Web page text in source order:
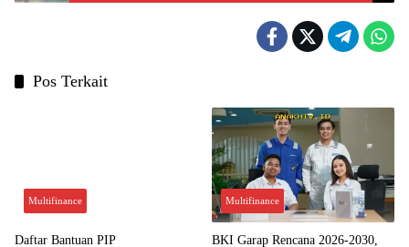
Pos Terkait
Multifinance
Daftar Bantuan PIP
Multifinance
BKI Garap Rencana 2026-2030,